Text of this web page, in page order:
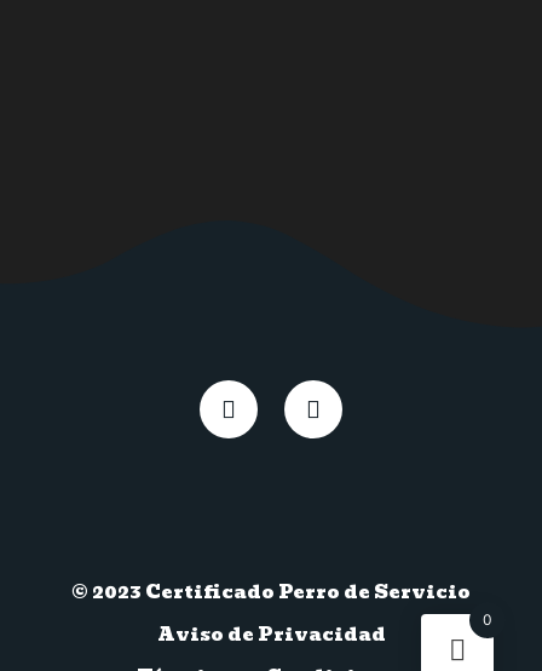
© 2023 Certificado Perro de Servicio
Aviso de Privacidad
0